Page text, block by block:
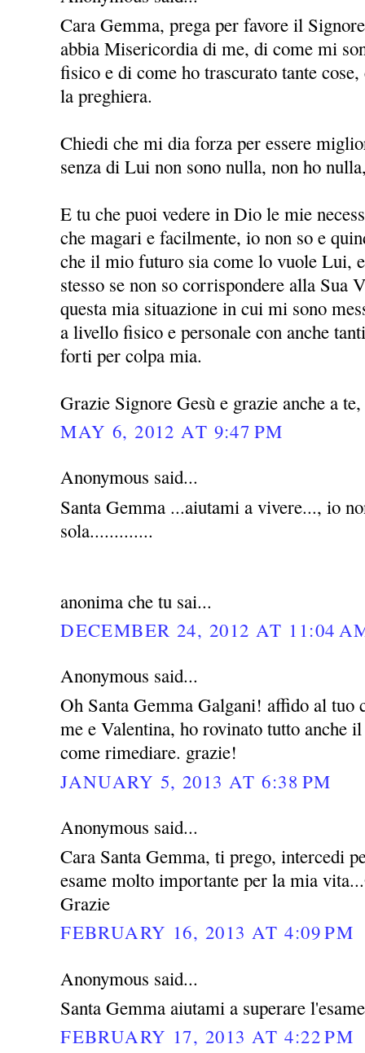
Cara Gemma, prega per favore il
abbia Misericordia di me, di come mi
fisico e di come ho trascurato tante
la preghiera.
Chiedi che mi dia forza per essere
senza di Lui non sono nulla, non ho
E tu che puoi vedere in Dio le mie
che magari e facilmente, io non so e
che il mio futuro sia come lo vuole Lui,
stesso se non so corrispondere alla Sua
questa mia situazione in cui mi sono
a livello fisico e personale con anche
forti per colpa mia.
Grazie Signore Gesù e grazie anche a
MAY 6, 2012 AT 9:47 PM
Anonymous said...
Santa Gemma ...aiutami a vivere..., io
sola.............
anonima che tu sai...
DECEMBER 24, 2012 AT 11:04
Anonymous said...
Oh Santa Gemma Galgani! affido al tuo
me e Valentina, ho rovinato tutto anche
come rimediare. grazie!
JANUARY 5, 2013 AT 6:38 PM
Anonymous said...
Cara Santa Gemma, ti prego, intercedi
esame molto importante per la mia
Grazie
FEBRUARY 16, 2013 AT 4:09 PM
Anonymous said...
Santa Gemma aiutami a superare
FEBRUARY 17, 2013 AT 4:22 PM